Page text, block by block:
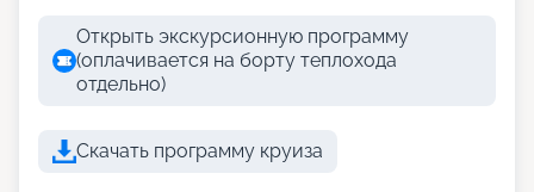
Открыть экскурсионную программу
(оплачивается на борту теплохода
отдельно)
Скачать программу круиза